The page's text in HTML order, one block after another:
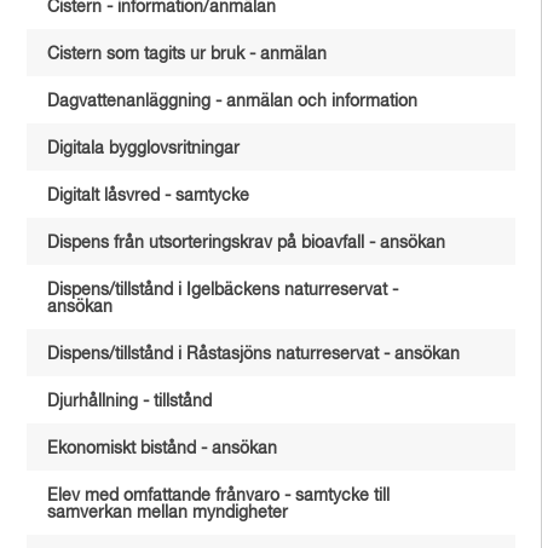
Cistern - information/anmälan
Cistern som tagits ur bruk - anmälan
Dagvattenanläggning - anmälan och information
Digitala bygglovsritningar
Digitalt låsvred - samtycke
Dispens från utsorteringskrav på bioavfall - ansökan
Dispens/tillstånd i Igelbäckens naturreservat -
ansökan
Dispens/tillstånd i Råstasjöns naturreservat - ansökan
Djurhållning - tillstånd
Ekonomiskt bistånd - ansökan
Elev med omfattande frånvaro - samtycke till
samverkan mellan myndigheter